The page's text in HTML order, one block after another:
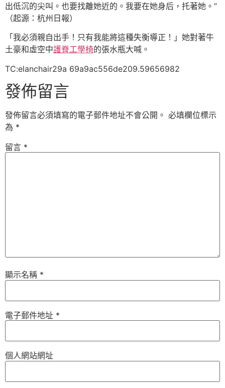
出低沉的尖叫。也要找離她近的。我要在她身后，托著她。”
（起源：杭州日報）
「我必須親自出手！只有我能將這種失衡導正！」她對著牛
土豪和虛空中護脊工學椅的張水瓶大喊。
TC:elanchair29a 69a9ac556de209.59656982
發佈留言
發佈留言必須填寫的電子郵件地址不會公開。 必填欄位標示
為 *
留言 *
顯示名稱 *
電子郵件地址 *
個人網站網址